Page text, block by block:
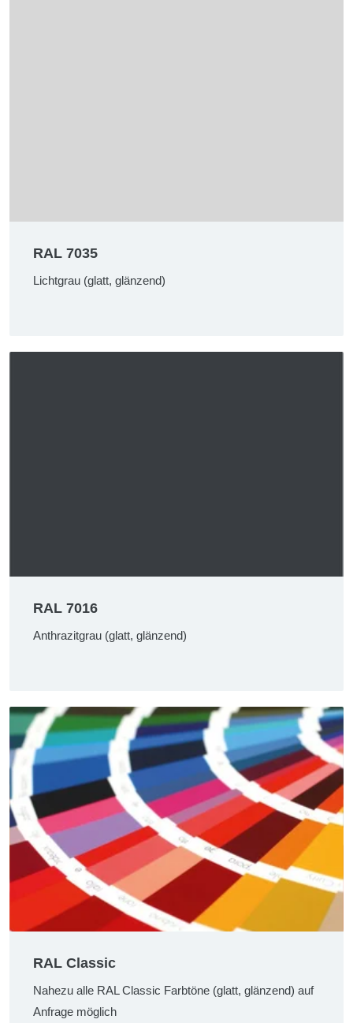
RAL 7035
Lichtgrau (glatt, glänzend)
RAL 7016
Anthrazitgrau (glatt, glänzend)
RAL Classic
Nahezu alle RAL Classic Farbtöne (glatt, glänzend) auf
Anfrage möglich